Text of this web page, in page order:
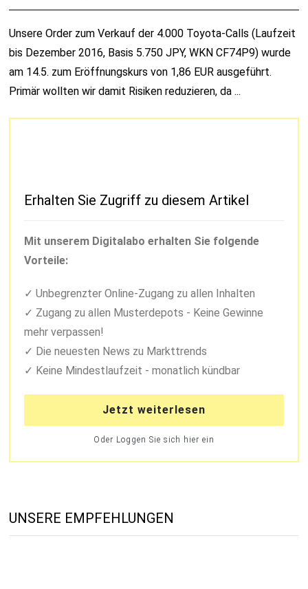
Unsere Order zum Verkauf der 4.000 Toyota-Calls (Laufzeit
bis Dezember 2016, Basis 5.750 JPY, WKN CF74P9) wurde
am 14.5. zum Eröffnungskurs von 1,86 EUR ausgeführt.
Primär wollten wir damit Risiken reduzieren, da ...
Erhalten Sie Zugriff zu diesem Artikel
Mit unserem Digitalabo erhalten Sie folgende
Vorteile:
Unbegrenzter Online-Zugang zu allen Inhalten
Zugang zu allen Musterdepots - Keine Gewinne
mehr verpassen!
Die neuesten News zu Markttrends
Keine Mindestlaufzeit - monatlich kündbar
Jetzt weiterlesen
Oder Loggen Sie sich hier ein
UNSERE EMPFEHLUNGEN